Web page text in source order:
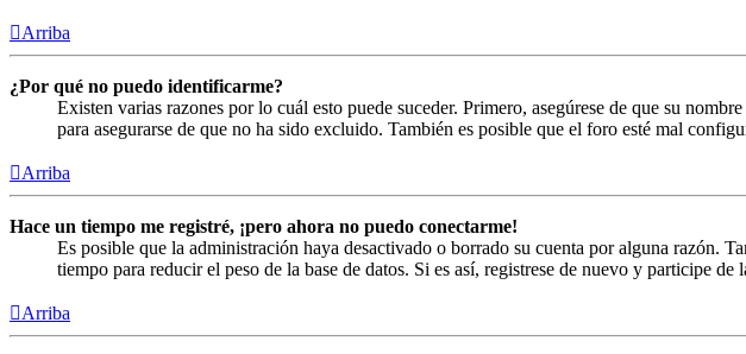
Arriba
¿Por qué no puedo identificarme?
Existen varias razones por lo cuál esto puede suceder. Primero, asegúrese de que su
para asegurarse de que no ha sido excluido. También es posible que el foro esté mal
Arriba
Hace un tiempo me registré, ¡pero ahora no puedo conectarme!
Es posible que la administración haya desactivado o borrado su cuenta por alguna razón.
tiempo para reducir el peso de la base de datos. Si es así, registrese de nuevo y participe de
Arriba